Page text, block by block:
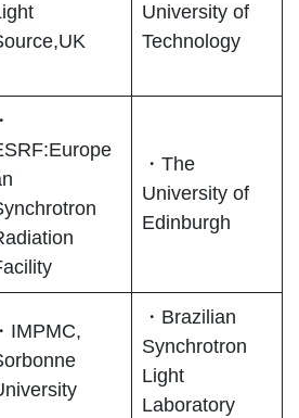
University of
Technology
・
・The
University of
Edinburgh
・IMPMC,
・Brazilian
Synchrotron
Light
Laboratory